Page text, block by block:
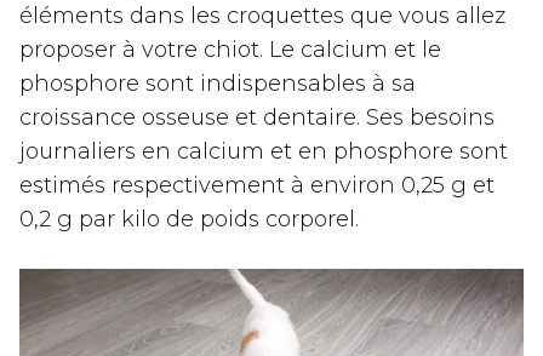
éléments dans les croquettes que vous allez
proposer à votre chiot. Le calcium et le
phosphore sont indispensables à sa
croissance osseuse et dentaire. Ses besoins
journaliers en calcium et en phosphore sont
estimés respectivement à environ 0,25 g et
0,2 g par kilo de poids corporel.